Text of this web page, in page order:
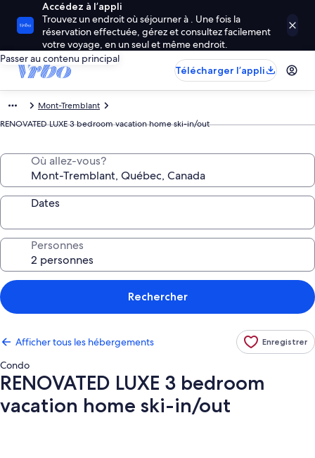
Accédez à l’appli
Trouvez un endroit où séjourner à . Une fois la
réservation effectuée, gérez et consultez facilement
votre voyage, en un seul et même endroit.
Passer au contenu principal
Télécharger l’appli
Mont-Tremblant
RENOVATED LUXE 3 bedroom vacation home ski-in/out
Où allez-vous?
Dates
Personnes
Rechercher
Afficher tous les hébergements Enregistrer
Condo
RENOVATED LUXE 3 bedroom
vacation home ski-in/out